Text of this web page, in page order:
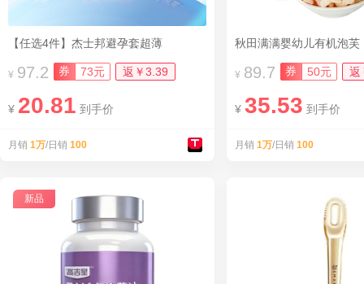
【任选4件】杰士邦避孕套超薄
¥ 97.2 券 73元 返￥3.39
¥ 20.81 到手价
月销 1万/日销 100
秋田满满婴幼儿有机泡芙
¥ 89.7 券 50元 返
¥ 35.53 到手价
月销 1万/日销 100
新品